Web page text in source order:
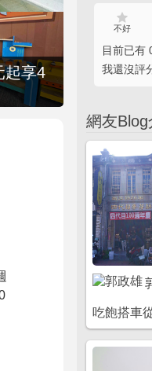
起享4
不好
目前已有
我還沒評
網友Blog
吃飽搭車